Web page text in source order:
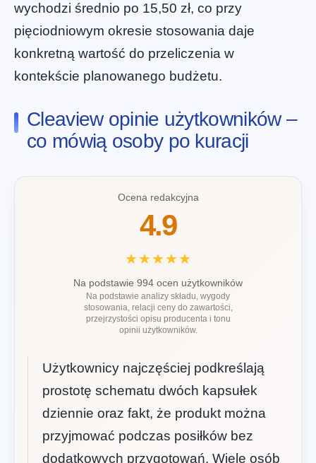
wychodzi średnio po 15,50 zł, co przy
pięciodniowym okresie stosowania daje
konkretną wartość do przeliczenia w
kontekście planowanego budżetu.
Cleaview opinie użytkowników –
co mówią osoby po kuracji
Ocena redakcyjna
4.9
★★★★★
Na podstawie 994 ocen użytkowników
Na podstawie analizy składu, wygody
stosowania, relacji ceny do zawartości,
przejrzystości opisu producenta i tonu
opinii użytkowników.
Użytkownicy najczęściej podkreślają
prostotę schematu dwóch kapsułek
dziennie oraz fakt, że produkt można
przyjmować podczas posiłków bez
dodatkowych przygotowań. Wiele osób